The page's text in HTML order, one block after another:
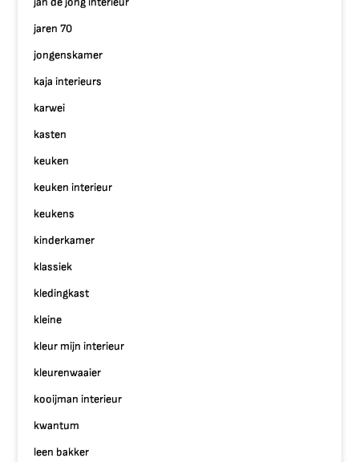
jaren 70
jongenskamer
kaja interieurs
karwei
kasten
keuken
keuken interieur
keukens
kinderkamer
klassiek
kledingkast
kleine
kleur mijn interieur
kleurenwaaier
kooijman interieur
kwantum
leen bakker